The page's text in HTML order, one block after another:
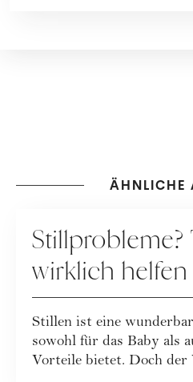
ÄHNLICHE
Stillprobleme?
wirklich helfen
Stillen ist eine
sowohl für das Baby als
Vorteile bietet. Doch der